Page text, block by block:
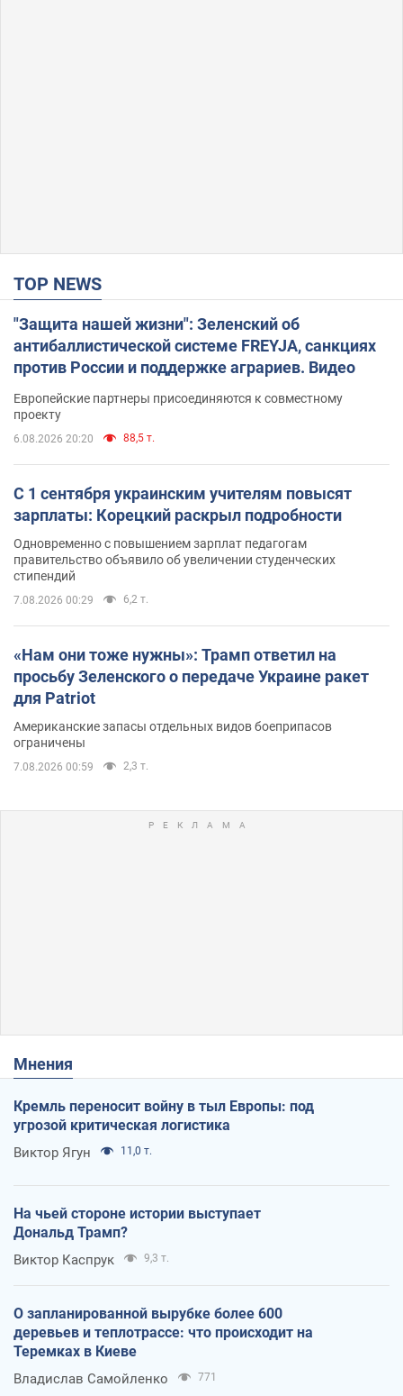
TOP NEWS
"Защита нашей жизни": Зеленский об
антибаллистической системе FREYJA, санкциях
против России и поддержке аграриев. Видео
Европейские партнеры присоединяются к совместному
проекту
6.08.2026 20:20 88,5 т.
С 1 сентября украинским учителям повысят
зарплаты: Корецкий раскрыл подробности
Одновременно с повышением зарплат педагогам
правительство объявило об увеличении студенческих
стипендий
7.08.2026 00:29 6,2 т.
«Нам они тоже нужны»: Трамп ответил на
просьбу Зеленского о передаче Украине ракет
для Patriot
Американские запасы отдельных видов боеприпасов
ограничены
7.08.2026 00:59 2,3 т.
Мнения
Кремль переносит войну в тыл Европы: под
угрозой критическая логистика
Виктор Ягун 11,0 т.
На чьей стороне истории выступает
Дональд Трамп?
Виктор Каспрук 9,3 т.
О запланированной вырубке более 600
деревьев и теплотрассе: что происходит на
Теремках в Киеве
Владислав Самойленко 771